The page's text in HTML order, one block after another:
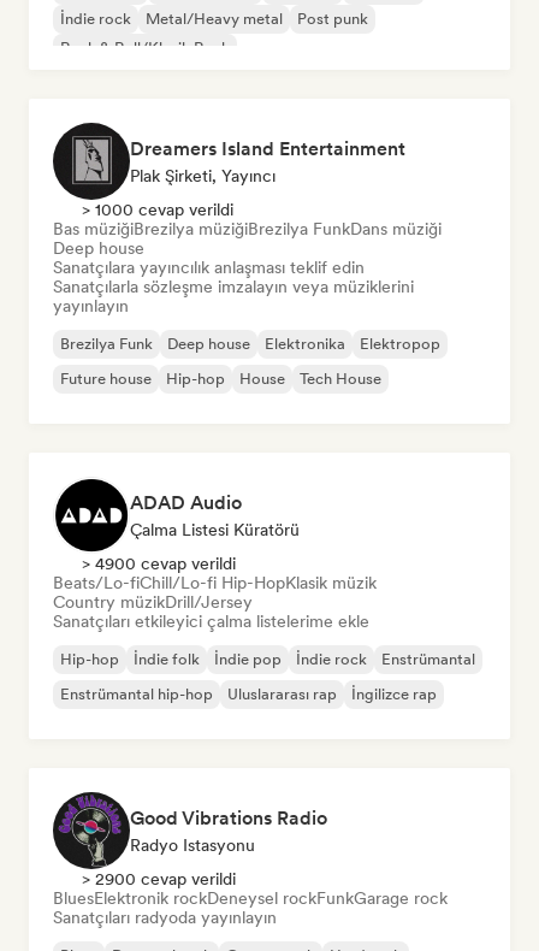
İndie rock
Metal/Heavy metal
Post punk
Rock & Roll/Klasik Rock
Dreamers Island Entertainment
Plak Şirketi, Yayıncı
> 1000 cevap verildi
Bas müziğiBrezilya müziğiBrezilya FunkDans müziği
Deep house
Sanatçılara yayıncılık anlaşması teklif edin
Sanatçılarla sözleşme imzalayın veya müziklerini
yayınlayın
Brezilya Funk Deep house Elektronika
Elektropop
Future house
Hip-hop House Tech House
ADAD Audio
Çalma Listesi Küratörü
> 4900 cevap verildi
Beats/Lo-fiChill/Lo-fi Hip-HopKlasik müzik
Country müzikDrill/Jersey
Sanatçıları etkileyici çalma listelerime ekle
Hip-hop İndie folk İndie pop İndie rock
Enstrümantal
Enstrümantal hip-hop
Uluslararası rap İngilizce rap
Good Vibrations Radio
Radyo Istasyonu
> 2900 cevap verildi
BluesElektronik rockDeneysel rockFunkGarage rock
Sanatçıları radyoda yayınlayın